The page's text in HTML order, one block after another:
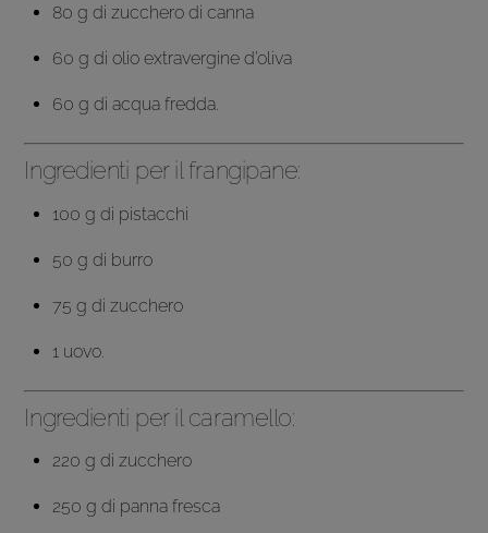
80 g di zucchero di canna
60 g di olio extravergine d’oliva
60 g di acqua fredda.
Ingredienti per il frangipane:
100 g di pistacchi
50 g di burro
75 g di zucchero
1 uovo.
Ingredienti per il caramello:
220 g di zucchero
250 g di panna fresca